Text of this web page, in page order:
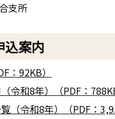
支所
込案内
：92KB）
令和8年）（PDF：
（令和8年）（PDF：